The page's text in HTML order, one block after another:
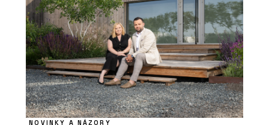
NOVINKY A NÁZORY